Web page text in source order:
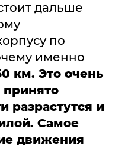
дальше
по
именно
км. Это очень
принято
разрастутся и
Самое
движения